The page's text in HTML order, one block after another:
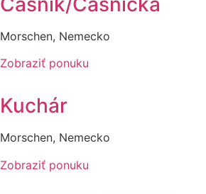
Morschen, Nemecko
Zobraziť ponuku
Kuchár
Morschen, Nemecko
Zobraziť ponuku